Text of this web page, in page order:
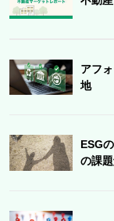
アフ
地
ESG
の課